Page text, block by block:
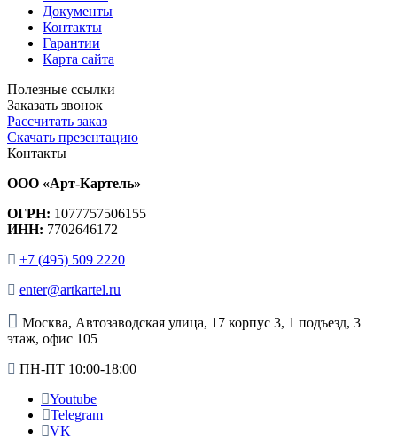
Документы
Контакты
Гарантии
Карта сайта
Полезные ссылки
Заказать звонок
Рассчитать заказ
Скачать презентацию
Контакты
ООО «Арт-Картель»
ОГРН: 1077757506155
ИНН: 7702646172
+7 (495) 509 2220
enter@artkartel.ru
Москва, Автозаводская улица, 17 корпус 3, 1 подъезд, 3
этаж, офис 105
ПН-ПТ 10:00-18:00
Youtube
Telegram
VK